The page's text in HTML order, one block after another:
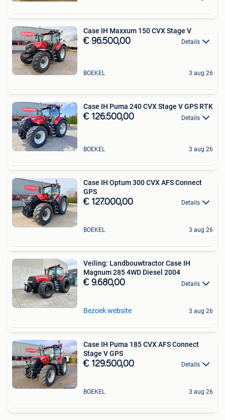
Case IH Maxxum 150 CVX Stage V
€ 96.500,00 Details
BOEKEL 3 aug 26
Case IH Puma 240 CVX Stage V GPS RTK
€ 126.500,00 Details
BOEKEL 3 aug 26
Case IH Optum 300 CVX AFS Connect
GPS
€ 127.000,00 Details
BOEKEL 3 aug 26
Veiling: Landbouwtractor Case IH
Magnum 285 4WD Diesel 2004
€ 9.680,00 Details
Bezoek website 3 aug 26
Case IH Puma 185 CVX AFS Connect
Stage V GPS
€ 129.500,00 Details
BOEKEL 3 aug 26